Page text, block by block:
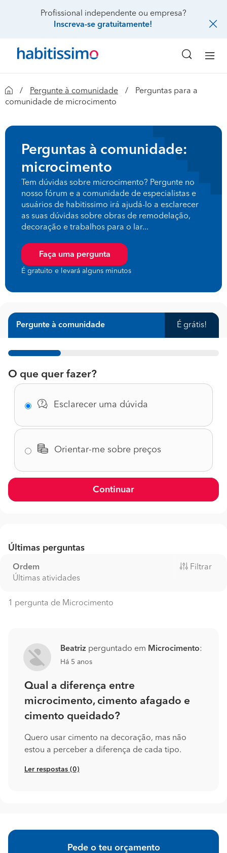
Profissional independente ou empresa?
Inscreva-se gratuitamente!
Pergunte à comunidade
Perguntas para a
comunidade de microcimento
Perguntas à comunidade:
microcimento
Tem dúvidas sobre microcimento? Pergunte no
nosso fórum e a comunidade de especialistas e
usuários de habitissimo irá ajudá-lo a esclarecer
as suas dúvidas sobre obras de remodelação,
decoração e trabalhos para o lar...
Faça uma pergunta
É gratuito e levará alguns minutos
Pergunte à comunidade É grátis!
1%
O que quer fazer?
Esclarecer uma dúvida
Orientar-me sobre preços
Continuar
Últimas perguntas
Ordem
Últimas atividades
Filtrar
1 pergunta de Microcimento
Beatriz perguntado em Microcimento:
Há 5 anos
Qual a diferença entre
microcimento, cimento afagado e
cimento queidado?
Quero usar cimento na decoração, mas não
estou a perceber a diferença de cada tipo.
Ler respostas (0)
Pede o teu orçamento